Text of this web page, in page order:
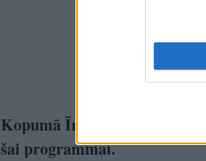
Kopumā Īrijā ir 23
šai programmai.